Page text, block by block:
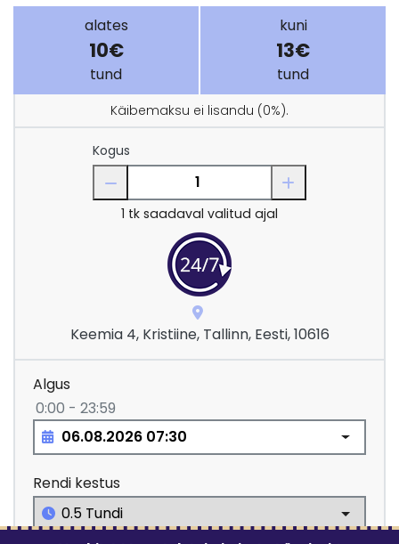
alates
10€
tund
kuni
13€
tund
Käibemaksu ei lisandu (0%).
Kogus
1 tk saadaval valitud ajal
Keemia 4, Kristiine, Tallinn, Eesti, 10616
Algus
0:00 - 23:59
Rendi kestus